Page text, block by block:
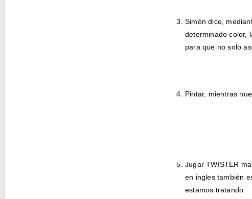
Simón dice,
determinado color,
para que no solo
Pintar, mientras
Jugar TWISTER
en ingles también
estamos tratando.